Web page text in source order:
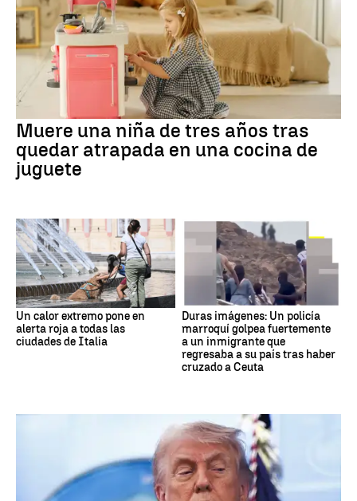
Muere una niña de tres años tras
quedar atrapada en una cocina de
juguete
Un calor extremo pone en
alerta roja a todas las
ciudades de Italia
Duras imágenes: Un policía
marroquí golpea fuertemente
a un inmigrante que
regresaba a su país tras haber
cruzado a Ceuta